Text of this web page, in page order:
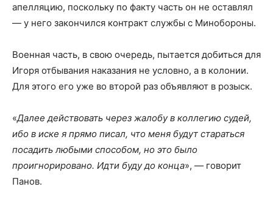
апелляцию, поскольку по факту часть он не оставлял
— у него закончился контракт службы с Минобороны.
Военная часть, в свою очередь, пытается добиться для
Игоря отбывания наказания не условно, а в колонии.
Для этого его уже во второй раз объявляют в розыск.
«Далее действовать через жалобу в коллегию судей,
ибо в иске я прямо писал, что меня будут стараться
посадить любыми способом, но это было
проигнорировано. Идти буду до конца», — говорит
Панов.